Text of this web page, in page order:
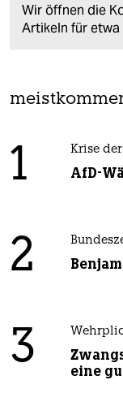
Wir öffnen die
Artikeln für etwa
1 Krise
AfD-
2
3
eine